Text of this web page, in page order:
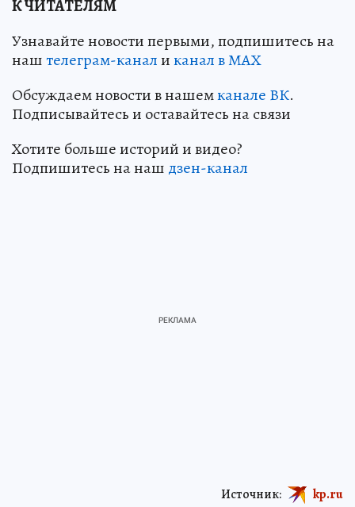
К ЧИТАТЕЛЯМ
Узнавайте новости первыми, подпишитесь на
наштелеграм-каналиканал в МАХ
Обсуждаем новости в нашемканале ВК.
Подписывайтесь и оставайтесь на связи
Хотите больше историй и видео?
Подпишитесь на наш дзен-канал
Источник: kp.ru